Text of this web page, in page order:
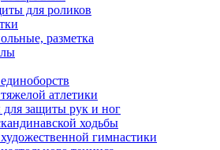
для роликов
разметка
атлетики
для защиты рук и ног
ходьбы
гимнастики